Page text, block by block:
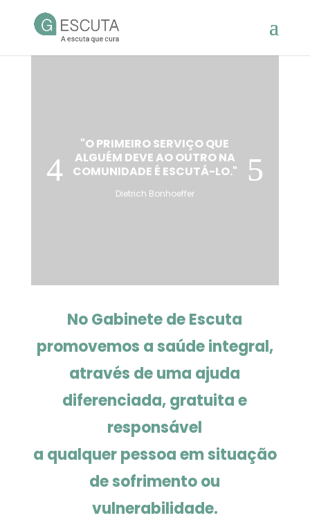
"O PRIMEIRO SERVIÇO QUE
ALGUÉM DEVE AO OUTRO NA
COMUNIDADE É ESCUTÁ-LO."
Dietrich Bonhoeffer
No Gabinete de Escuta
promovemos a saúde integral,
através de uma ajuda
diferenciada, gratuita e
responsável
a qualquer pessoa em situação
de sofrimento ou
vulnerabilidade.